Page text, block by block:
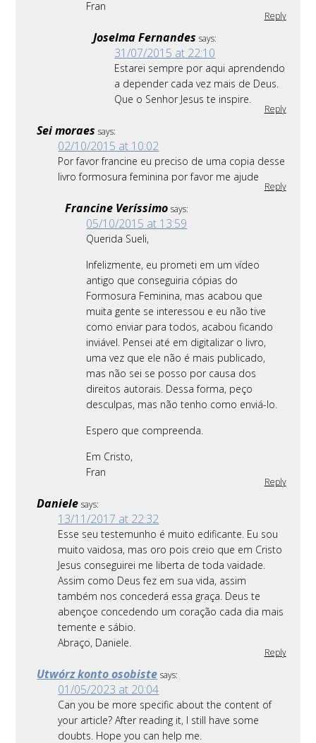
Fran
Reply
Joselma Fernandes says:
31/07/2015 at 22:10
Estarei sempre por aqui aprendendo
a depender cada vez mais de Deus.
Que o Senhor Jesus te inspire.
Reply
Sei moraes says:
02/10/2015 at 10:02
Por favor francine eu preciso de uma copia desse
livro formosura feminina por favor me ajude
Reply
Francine Veríssimo says:
05/10/2015 at 13:59
Querida Sueli,
Infelizmente, eu prometi em um vídeo
antigo que conseguiria cópias do
Formosura Feminina, mas acabou que
muita gente se interessou e eu não tive
como enviar para todos, acabou ficando
inviável. Pensei até em digitalizar o livro,
uma vez que ele não é mais publicado,
mas não sei se posso por causa dos
direitos autorais. Dessa forma, peço
desculpas, mas não tenho como enviá-lo.
Espero que compreenda.
Em Cristo,
Fran
Reply
Daniele says:
13/11/2017 at 22:32
Esse seu testemunho é muito edificante. Eu sou
muito vaidosa, mas oro pois creio que em Cristo
Jesus conseguirei me liberta de toda vaidade.
Assim como Deus fez em sua vida, assim
também nos concederá essa graça. Deus te
abençoe concedendo um coração cada dia mais
temente e sábio.
Abraço, Daniele.
Reply
Utwórz konto osobiste says:
01/05/2023 at 20:04
Can you be more specific about the content of
your article? After reading it, I still have some
doubts. Hope you can help me.